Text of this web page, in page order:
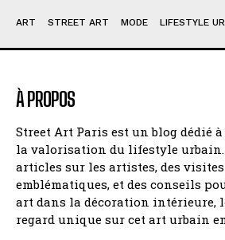
ART STREET ART MODE LIFESTYLE
À PROPOS
Street Art Paris est un blog dédié
la valorisation du lifestyle urbain.
articles sur les artistes, des
emblématiques, et des conseils
art dans la décoration intérieure,
regard unique sur cet art urbain